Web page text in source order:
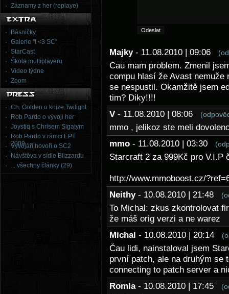
Záznamy z her (replaye)
Básničky
Galerie "I <3 SC"
StarCast
Škola multiplayeru
Video týdne
Zoom
Ch. Golden o knize Twilight
Rob Pardo o vývoji her
Joystiq s Chrisem Sigatym
Rob Pardo v rámci EPT
2009
Vývojáři hovoří o SC2
Návštěva v sídle Blizzardu
... všechny články (29)
Majky - 11.08.2010 | 09:06
Cau mam problem. Zmenil
compu hlasí že Avast nemuže
se nespustil. Okamžitě jsem
tim? Diky!!!!
V - 11.08.2010 | 08:06
mmo , jelikoz ste meli
mmo - 11.08.2010 | 03:30
Starcraft 2 za 999Kč pro V.I.P
http://www.mmoboost.cz/
Neithy - 10.08.2010 | 21:48
To Michal: zkus zkontrolovat
že máš orig verzi a ne warez
Michal - 10.08.2010 | 20:14
Čau lidi, nainstaloval jsem
první patch, ale na druhým se
connecting to patch server a
Romla - 10.08.2010 | 17:45